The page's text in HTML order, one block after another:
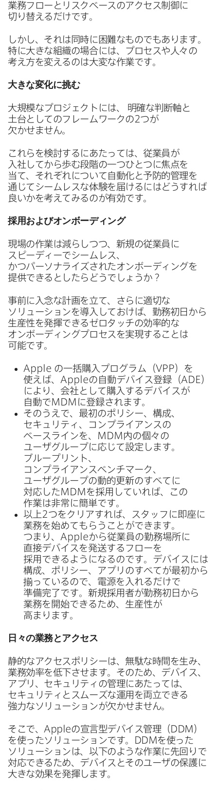
業務フローと​リスクベースの​アクセス制御に​
切り替えるだけです。
しかし、​それは​同時に​困難な​ものでもあります。​
特に​大きな​組織の​場合には、​プロセスや​人々の​
考え方を​変えるのは​大変な​作業です。
大きな​変化に​挑む
大規模な​プロジェクトには、
明確な​判断軸と​
土台と​しての​フレームワークの2つが​
欠かせません。
これらを​検討するに​あたっては、​従業員が​
入社してから​歩む段階の​一つ​ひとつに​焦点を​
当て、​それぞれに​ついて​自動化と​予防的管理を​
通じて​シームレスな​体験を​届けるには​どう​すれば​
良いかを​考えてみるのが​有効です。
採用および​オンボーディング
現場の​作業は​減らしつつ、​新規の​従業員に​
スピーディーで​シームレス、​
かつパーソナライズされた​オンボーディングを​
提供できるとしたら​どうでしょうか？
事前に​入念な​計画を​立て、​さらに​適切な​
ソリューションを​導入しておけば、​勤務初日から​
生産性を​発揮できる​ゼロタッチの​効率的な​
オンボーディングプロセスを​実現する​ことは​
可能です。
Apple の​一括購入プログラム​（VPP）を​
使えば、 Appleの​自動デバイス登録​（ADE ）
に​より、​会社と​して​購入する​デバイスが​
自動でMDM に​登録されます。
そのうえで、​最初の​ポリシー、​構成、​
セキュリティ、​コンプライアンスの​
ベースラインを、
MDM 内の​個々の​
ユーザグループに​応じて​設定します。​
ブループリント、​
コンプライアンスベンチマーク、​
ユーザグループの​動的更新の​すべてに​
対応したMDMを​採用していれば、​この​
作業は​非常に​簡単です。
以上 2つを​クリアすれば、​スタッフに​即座に​
業務を​始めて​もらうことができます。​
つまり、 Appleから​従業員の​勤務場所に​
直接デバイスを​発送する​フローを​
採用できるようになるのです。​デバイスには​
構成、​ポリシー、​アプリの​すべてが​最初から​
揃っているので、​電源を​入れるだけで​
準備完了です。​新規採用者が​勤務初日から​
業務を​開始できる​ため、​生産性が​
高まります。
日々の​業務と​アクセス
静的な​アクセスポリシーは、​無駄な​時間を​生み、​
業務効率を​低下させます。​その​ため、​デバイス、​
アプリ、​セキュリティの​管理に​あたっては、​
セキュリティと​スムーズな​運用を​両立できる​
強力な​ソリューションが​欠かせません。
そこで、 Appleの​宣言型デバイス管理​（ DDM ）
を​使った​ソリューションです。
DDMを​使った​
ソリューションは、​以下のような​作業に​先回りで​
対応できる​ため、​デバイスと​その​ユーザの​保護に​
大きな​効果を​発揮します。